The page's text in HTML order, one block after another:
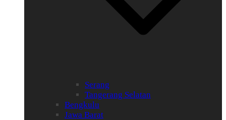
Serang
Tangerang Selatan
Bengkulu
Jawa Barat